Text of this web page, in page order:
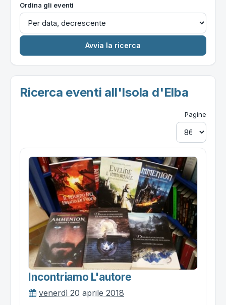
Ordina gli eventi
Ricerca eventi all'Isola d'Elba
Pagine
Incontriamo L'autore
venerdì 20 aprile 2018